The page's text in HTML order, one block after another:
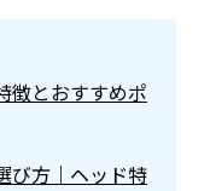
徴とおすすめポ
び方｜ヘッド特